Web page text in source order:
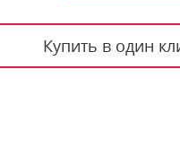
Купить в один